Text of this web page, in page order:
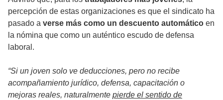
percepción de estas organizaciones es que el sindicato ha
pasado a verse más como un descuento automático en
la nómina que como un auténtico escudo de defensa
laboral.
“Si un joven solo ve deducciones, pero no recibe
acompañamiento jurídico, defensa, capacitación o
mejoras reales, naturalmente pierde el sentido de